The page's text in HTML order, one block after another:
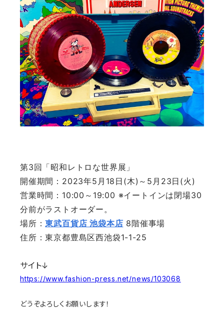
第3回「昭和レトロな世界展」
開催期間：2023年5月18日(木)～5月23日(火)
営業時間：10:00～19:00 ※イートインは閉場30
分前がラストオーダー。
場所：東武百貨店 池袋本店 8階催事場
住所：東京都豊島区西池袋1-1-25
サイト↓
https://www.fashion-press.net/news/103068
どうぞよろしくお願いします！